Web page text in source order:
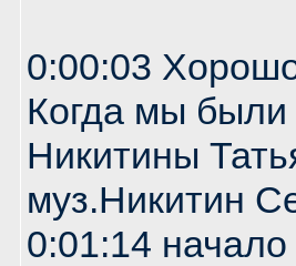
0:00:03
Когда мы
Никитины
муз.Никитин
0:01:14 начало